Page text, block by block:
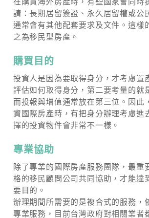
在購買海外房產時，有些國家會同時
請：長期居留簽證、永久居留權或公
通常會有其他配套要求及文件。這樣
之為移民型房產。
購買目的
投資人是因為要取得身分，才考慮置
評估如何取得身分，第二要考量的就
而投報與增值通常放在第三位。因此
資國際房產時，有把身分辦理考慮進
擇的投資物件會非常不一樣。
專業協助
除了專業的國際房產服務團隊，最重
格的移民顧問公司共同協助，才能達
要目的。
辦理期間所需要的是複合式的服務，
專業服務，目前台灣政府對相關業者